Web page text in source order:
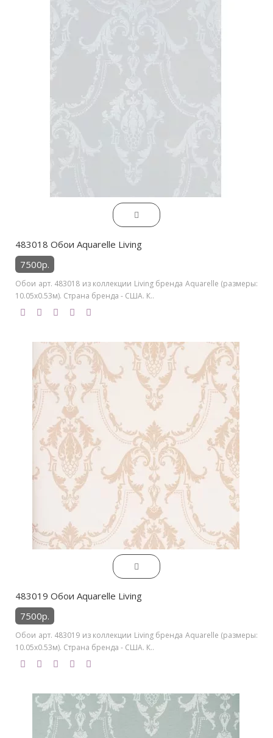
483018 Обои Aquarelle Living
7500р.
Обои арт. 483018 из коллекции Living бренда Aquarelle (размеры:
10.05х0.53м). Страна бренда - США. К..
483019 Обои Aquarelle Living
7500р.
Обои арт. 483019 из коллекции Living бренда Aquarelle (размеры:
10.05х0.53м). Страна бренда - США. К..